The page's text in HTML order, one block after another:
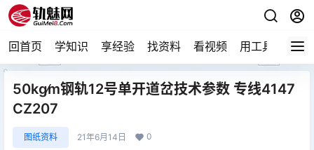
回首页 学知识 享经验 找资料 看视频 用工具 论技
50kg∕m钢轨12号单开道岔技术参数 专线4147
CZ207
图纸资料 21年6月14日 0